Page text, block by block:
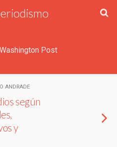
Post
ANDRADE
según
y